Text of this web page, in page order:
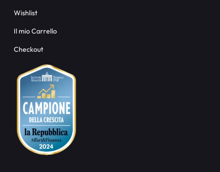
Wishlist
Il mio Carrello
Checkout